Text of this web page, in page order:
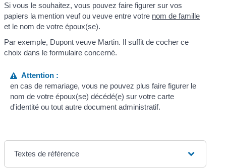
Si vous le souhaitez, vous pouvez faire figurer sur vos
papiers la mentionveufouveuve entre votre nom de famille
et le nom de votre époux(se).
Par exemple, Dupont veuve Martin. Il suffit de cocher ce
choix dans le formulaire concerné.
Attention :
en cas de remariage, vous ne pouvez plus faire figurer le
nom de votre époux(se) décédé(e) sur votre carte
d'identité ou tout autre document administratif.
Textes de référence